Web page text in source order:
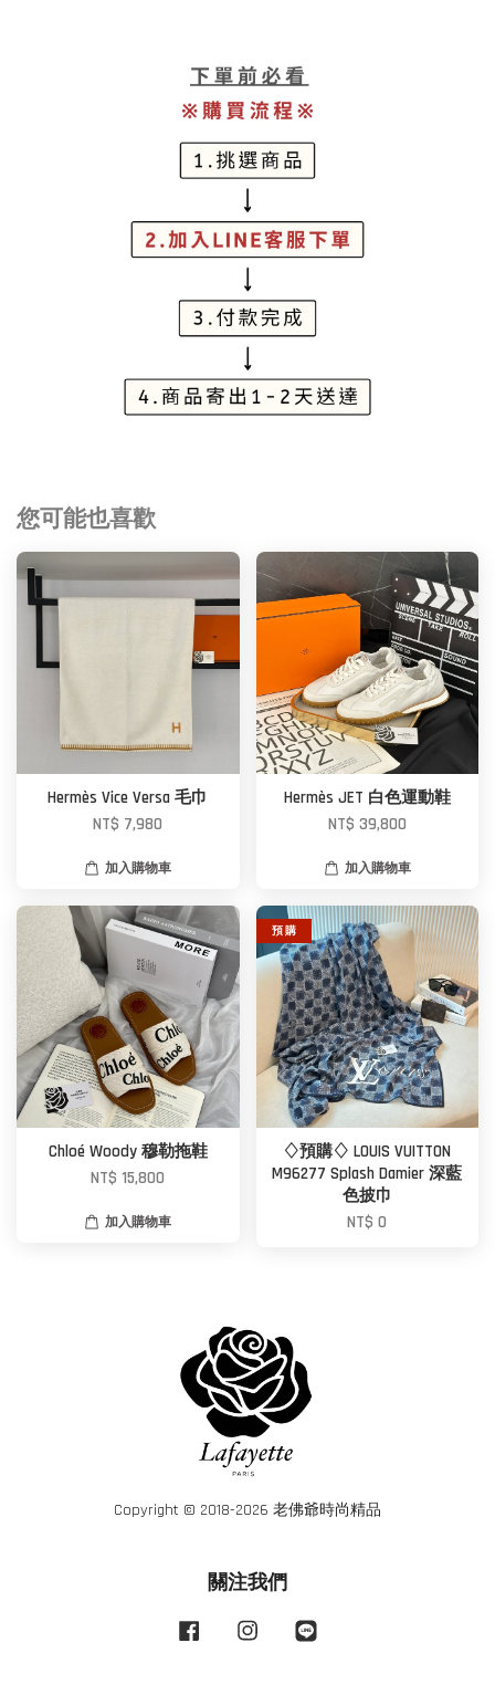
您可能也喜歡
Hermès Vice Versa 毛巾
NT$ 7,980
加入購物車
Hermès JET 白色運動鞋
NT$ 39,800
加入購物車
Chloé Woody 穆勒拖鞋
NT$ 15,800
加入購物車
預 購
♢預購♢ LOUIS VUITTON
M96277 Splash Damier 深藍
色披巾
NT$ 0
Copyright © 2018-2026 老佛爺時尚精品
關注我們
Facebook Instagram